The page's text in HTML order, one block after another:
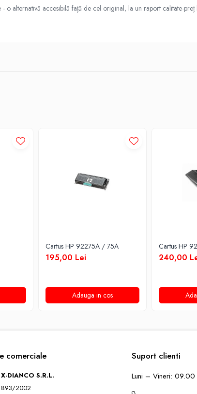
alternativă accesibilă față de cel original, la un raport calitate-preț
Cartus HP 92275A / 75A
195,00 Lei
Adauga in cos
Cartus HP
240,00
comerciale
DIANCO S.R.L.
2002
Suport clienti
Luni – Vineri: